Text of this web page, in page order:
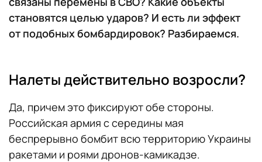
становятся целью ударов? И есть ли эффект
от подобных бомбардировок? Разбираемся.
Налеты действительно возросли?
Да, причем это фиксируют обе стороны.
Российская армия с середины мая
беспрерывно бомбит всю территорию Украины
ракетами и роями дронов-камикадзе.